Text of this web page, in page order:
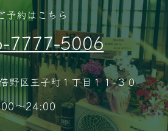
予約はこちら
7777-5006
野区王子町１丁目１１−３０
～24:00